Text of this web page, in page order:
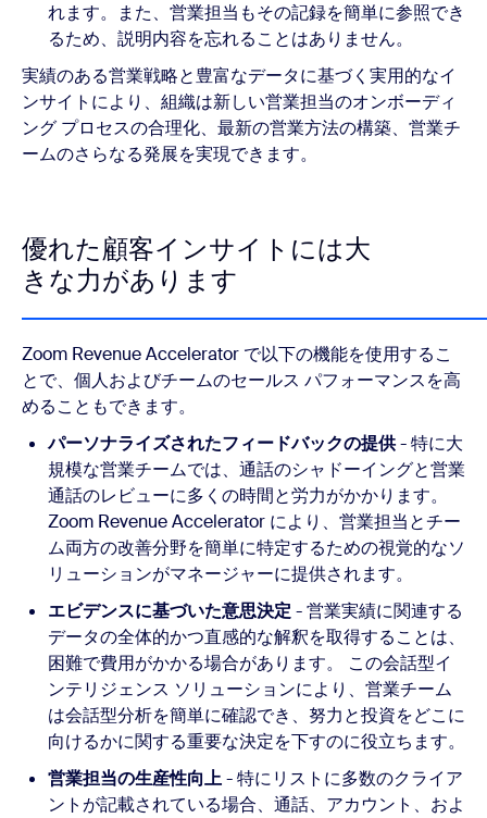
れます。また、営業担当もその記録を簡単に参照でき
るため、説明内容を忘れることはありません。
実績のある営業戦略と豊富なデータに基づく実用的なイ
ンサイトにより、組織は新しい営業担当のオンボーディ
ング プロセスの合理化、最新の営業方法の構築、営業チ
ームのさらなる発展を実現できます。
優れた顧客インサイトには大
きな力があります
Zoom Revenue Accelerator で以下の機能を使用するこ
とで、個人およびチームのセールス パフォーマンスを高
めることもできます。
パーソナライズされたフィードバックの提供- 特に大
規模な営業チームでは、通話のシャドーイングと営業
通話のレビューに多くの時間と労力がかかります。
Zoom Revenue Accelerator により、営業担当とチー
ム両方の改善分野を簡単に特定するための視覚的なソ
リューションがマネージャーに提供されます。
エビデンスに基づいた意思決定 - 営業実績に関連する
データの全体的かつ直感的な解釈を取得することは、
困難で費用がかかる場合があります。 この会話型イ
ンテリジェンス ソリューションにより、営業チーム
は会話型分析を簡単に確認でき、努力と投資をどこに
向けるかに関する重要な決定を下すのに役立ちます。
営業担当の生産性向上- 特にリストに多数のクライア
ントが記載されている場合、通話、アカウント、およ